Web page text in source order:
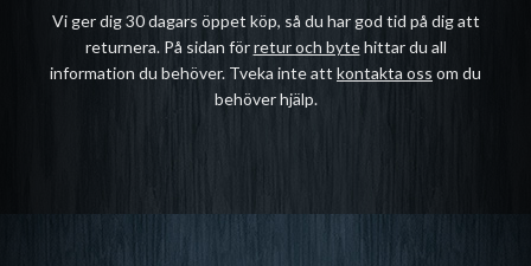
Vi ger dig 30 dagars öppet köp, så du har god tid på dig att
returnera. På sidan förretur och bytehittar du all
information du behöver. Tveka inte att kontakta oss om du
behöver hjälp.